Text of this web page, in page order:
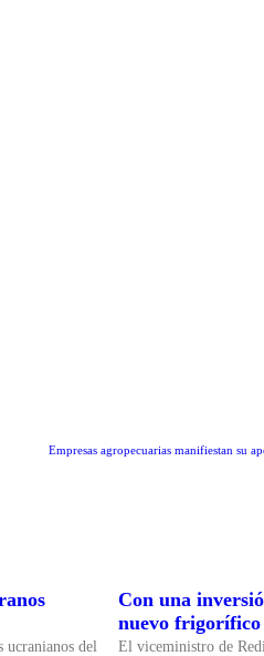
Empresas agropecuarias manifiestan su
ucranianos del
Con una
nuevo frigorífico
El viceministro de